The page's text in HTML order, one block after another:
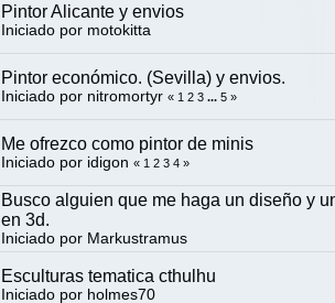
Pintor Alicante y envios
Iniciado por motokitta
Pintor económico. (Sevilla) y envios.
Iniciado por nitromortyr « 1 2 3 ... 5 »
Me ofrezco como pintor de minis
Iniciado por idigon « 1 2 3 4 »
Busco alguien que me haga un diseño y
en 3d.
Iniciado por Markustramus
Esculturas tematica cthulhu
Iniciado por holmes70